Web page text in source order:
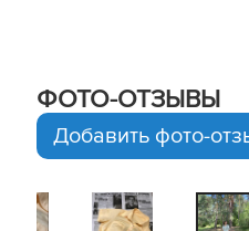
ФОТО-ОТЗЫВЫ
Добавить фото-